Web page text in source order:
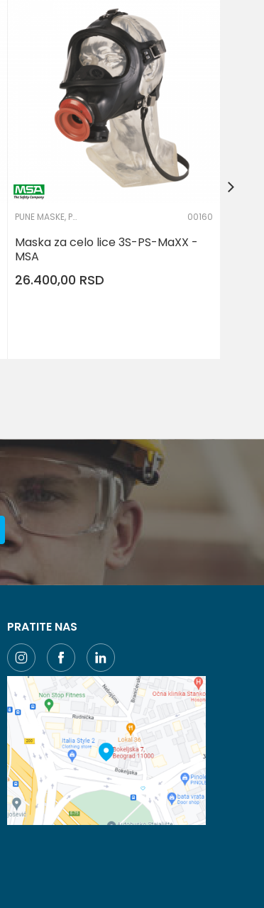
PUNE MASKE, POLUMASKE I FILTERI 00160
Maska za celo lice 3S-PS-MaXX -
MSA
26.400,00 RSD
PRATITE NAS